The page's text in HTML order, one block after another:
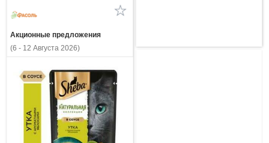
Акционные предложения
(6 - 12 Августа 2026)